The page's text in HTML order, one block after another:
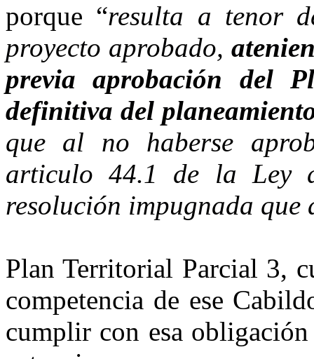
porque “resulta a tenor
proyecto aprobado,
previa aprobación del
definitiva del
que al no haberse
articulo 44.1 de la Ley
resolución impugnada
Plan Territorial Parcial 3,
competencia de ese
cumplir con esa